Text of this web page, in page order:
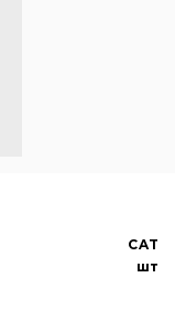
CAT
шт